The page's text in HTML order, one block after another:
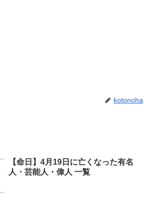
kotonoha
【命日】4月19日に亡くなった有名
人・芸能人・偉人 一覧